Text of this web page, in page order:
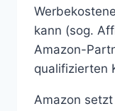
kann (sog.
Amazon-
qualifizierten
Amazon